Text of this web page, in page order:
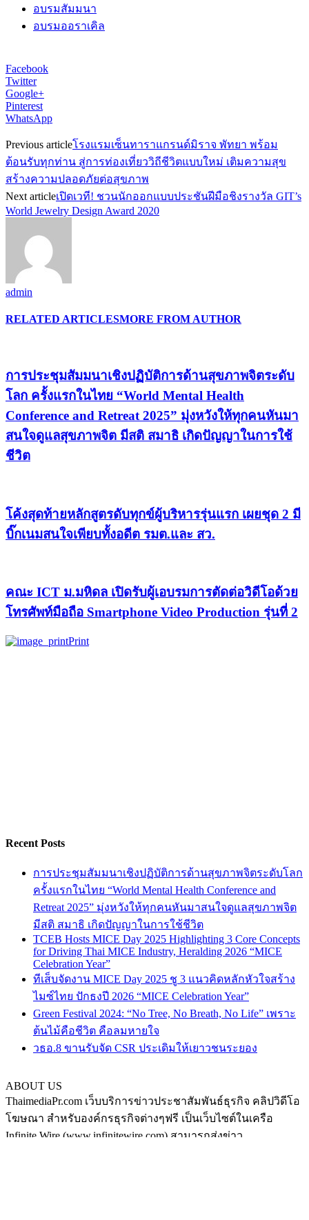
อบรมสัมมนา
อบรมออราเคิล
Facebook
Twitter
Google+
Pinterest
WhatsApp
Previous articleโรงแรมเซ็นทาราแกรนด์มิราจ พัทยา พร้อม
ต้อนรับทุกท่าน สู่การท่องเที่ยววิถีชีวิตแบบใหม่ เติมความสุข
สร้างความปลอดภัยต่อสุขภาพ
Next articleเปิดเวที! ชวนนักออกแบบประชันฝีมือชิงรางวัล GIT’s
World Jewelry Design Award 2020
admin
RELATED ARTICLESMORE FROM AUTHOR
การประชุมสัมมนาเชิงปฏิบัติการด้านสุขภาพจิตระดับ
โลก ครั้งแรกในไทย “World Mental Health
Conference and Retreat 2025” มุ่งหวังให้ทุกคนหันมา
สนใจดูแลสุขภาพจิต มีสติ สมาธิ เกิดปัญญาในการใช้
ชีวิต
โค้งสุดท้ายหลักสูตรดับทุกข์ผู้บริหารรุ่นแรก เผยชุด 2 มี
บิ๊กเนมสนใจเพียบทั้งอดีต รมต.และ สว.
คณะ ICT ม.มหิดล เปิดรับผู้เอบรมการตัดต่อวิดีโอด้วย
โทรศัพท์มือถือ Smartphone Video Production รุ่นที่ 2
Print
Recent Posts
การประชุมสัมมนาเชิงปฏิบัติการด้านสุขภาพจิตระดับโลก
ครั้งแรกในไทย “World Mental Health Conference and
Retreat 2025” มุ่งหวังให้ทุกคนหันมาสนใจดูแลสุขภาพจิต
มีสติ สมาธิ เกิดปัญญาในการใช้ชีวิต
TCEB Hosts MICE Day 2025 Highlighting 3 Core Concepts
for Driving Thai MICE Industry, Heralding 2026 “MICE
Celebration Year”
ทีเส็บจัดงาน MICE Day 2025 ชู 3 แนวคิดหลักหัวใจสร้าง
ไมซ์ไทย ปักธงปี 2026 “MICE Celebration Year”
Green Festival 2024: “No Tree, No Breath, No Life” เพราะ
ต้นไม้คือชีวิต คือลมหายใจ
วธอ.8 ขานรับจัด CSR ประเดิมให้เยาวชนระยอง
ABOUT US
ThaimediaPr.com เว็บบริการข่าวประชาสัมพันธ์ธุรกิจ คลิปวิดีโอ
โฆษณา สำหรับองค์กรธุรกิจต่างๆฟรี เป็นเว็บไซต์ในเครือ
Infinite Wire (www.infinitewire.com) สามารถส่งข่าว